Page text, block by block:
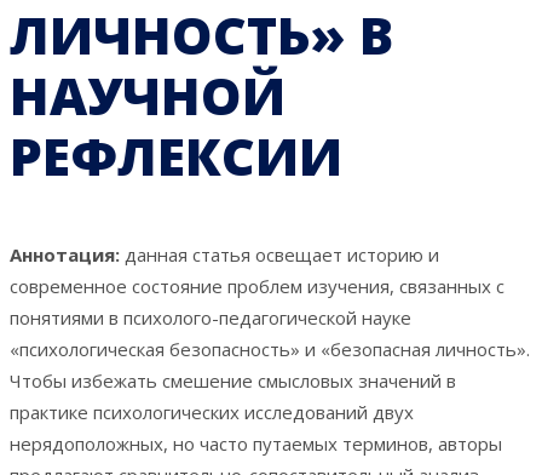
ЛИЧНОСТЬ» В
НАУЧНОЙ
РЕФЛЕКСИИ
Аннотация: данная статья освещает историю и
современное состояние проблем изучения, связанных с
понятиями в психолого-педагогической науке
«психологическая безопасность» и «безопасная личность».
Чтобы избежать смешение смысловых значений в
практике психологических исследований двух
нерядоположных, но часто путаемых терминов, авторы